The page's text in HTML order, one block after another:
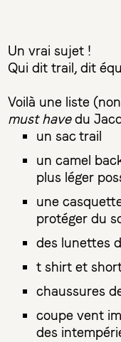
Un vrai sujet !
Qui dit trail, dit
Voilà une liste
must havedu
un sac trail
un camel
plus léger
une
protéger du
des lunettes
t shirt et
chaussures
coupe vent
des